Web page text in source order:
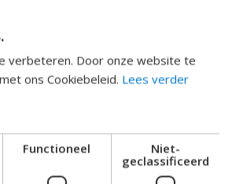
verbeteren. Door onze website te
ons Cookiebeleid. Lees verder
Functioneel
Niet-
geclassificeerd